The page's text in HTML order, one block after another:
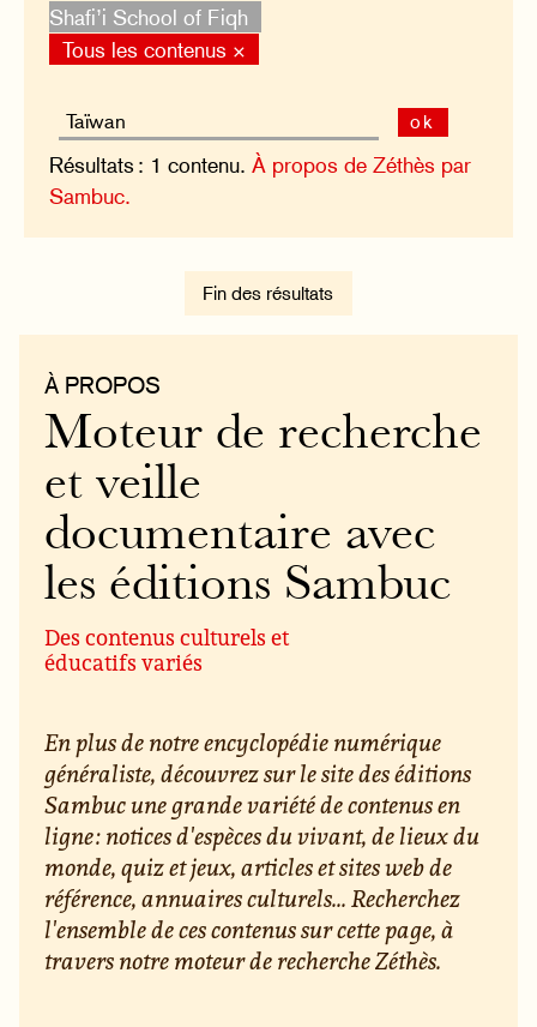
Shafi’i School of Fiqh
Tous les contenus ×
ok
Résultats : 1 contenu.À propos de Zéthès par
Sambuc.
Fin des résultats
À PROPOS
Moteur de recherche
et veille
documentaire avec
les éditions Sambuc
Des contenus culturels et
éducatifs variés
En plus de notre encyclopédie numérique
généraliste, découvrez sur le site des éditions
Sambuc une grande variété de contenus en
ligne : notices d'espèces du vivant, de lieux du
monde, quiz et jeux, articles et sites web de
référence, annuaires culturels... Recherchez
l'ensemble de ces contenus sur cette page, à
travers notre moteur de recherche Zéthès.